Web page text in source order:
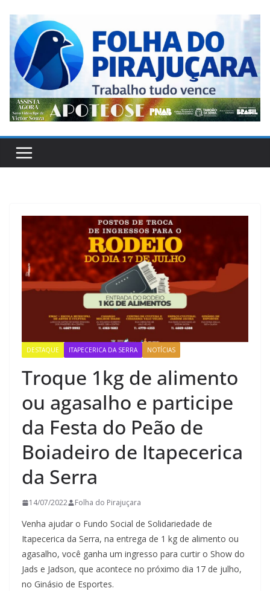
para
conteúdo
DESTAQUE ITAPECERICA DA SERRA NOTÍCIAS
Troque 1kg de alimento
ou agasalho e participe
da Festa do Peão de
Boiadeiro de Itapecerica
da Serra
14/07/2022 Folha do Pirajuçara
Venha ajudar o Fundo Social de Solidariedade de
Itapecerica da Serra, na entrega de 1 kg de alimento ou
agasalho, você ganha um ingresso para curtir o Show do
Jads e Jadson, que acontece no próximo dia 17 de julho,
no Ginásio de Esportes.